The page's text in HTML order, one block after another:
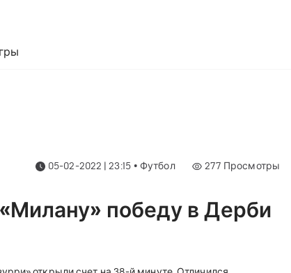
05-02-2022 | 23:15 • Футбол 277 Просмотры
победу в Дерби